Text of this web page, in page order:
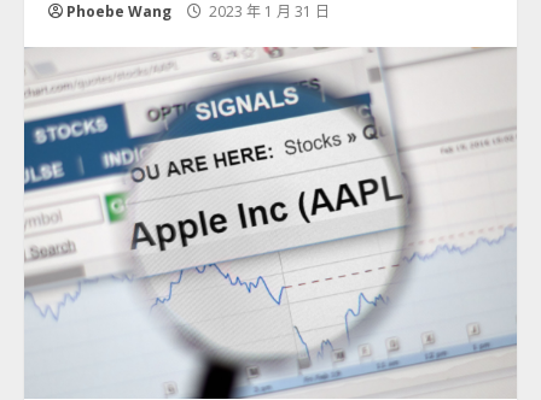
Phoebe Wang 2023 年 1 月 31 日